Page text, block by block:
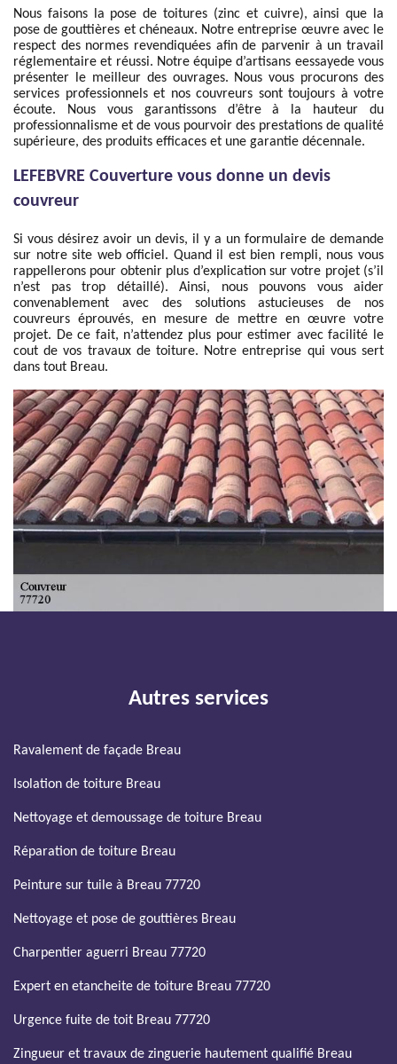
Nous faisons la pose de toitures (zinc et cuivre), ainsi que la
pose de gouttières et chéneaux. Notre entreprise œuvre avec le
respect des normes revendiquées afin de parvenir à un travail
réglementaire et réussi. Notre équipe d’artisans eessayede vous
présenter le meilleur des ouvrages. Nous vous procurons des
services professionnels et nos couvreurs sont toujours à votre
écoute. Nous vous garantissons d’être à la hauteur du
professionnalisme et de vous pourvoir des prestations de qualité
supérieure, des produits efficaces et une garantie décennale.
LEFEBVRE Couverture vous donne un devis
couvreur
Si vous désirez avoir un devis, il y a un formulaire de demande
sur notre site web officiel. Quand il est bien rempli, nous vous
rappellerons pour obtenir plus d’explication sur votre projet (s’il
n’est pas trop détaillé). Ainsi, nous pouvons vous aider
convenablement avec des solutions astucieuses de nos
couvreurs éprouvés, en mesure de mettre en œuvre votre
projet. De ce fait, n’attendez plus pour estimer avec facilité le
cout de vos travaux de toiture. Notre entreprise qui vous sert
dans tout Breau.
Autres services
Ravalement de façade Breau
Isolation de toiture Breau
Nettoyage et demoussage de toiture Breau
Réparation de toiture Breau
Peinture sur tuile à Breau 77720
Nettoyage et pose de gouttières Breau
Charpentier aguerri Breau 77720
Expert en etancheite de toiture Breau 77720
Urgence fuite de toit Breau 77720
Zingueur et travaux de zinguerie hautement qualifié Breau